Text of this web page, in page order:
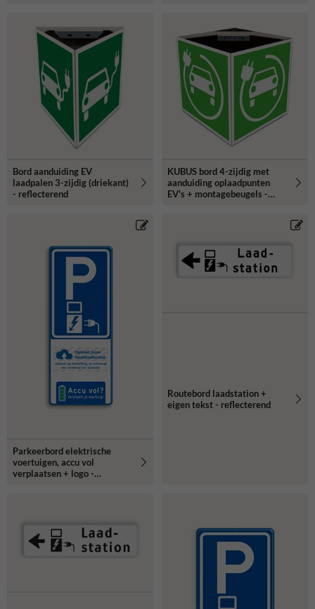
Bord aanduiding EV
laadpalen 3-zijdig (driekant)
- reflecterend
KUBUS bord 4-zijdig met
aanduiding oplaadpunten
EV's + montagebeugels -
Parkeerbord elektrische
voertuigen, accu vol
verplaatsen + logo -
Routebord laadstation +
eigen tekst - reflecterend